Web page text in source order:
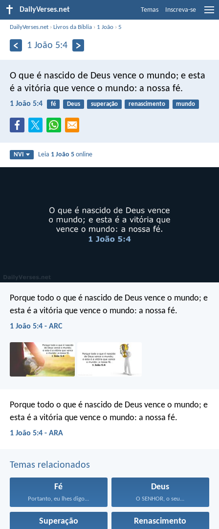
DailyVerses.net Temas Inscreva-se
DailyVerses.net ›Livros da Bíblia › 1 João ›5
1 João 5:4
O que é nascido de Deus vence o mundo; e esta
é a vitória que vence o mundo: a nossa fé.
1 João 5:4 fé Deus superação renascimento mundo
NVI Leia 1 João 5 online
Porque todo o que é nascido de Deus vence o mundo; e
esta é a vitória que vence o mundo: a nossa fé.
1 João 5:4 - ARC
Porque todo o que é nascido de Deus vence o mundo; e
esta é a vitória que vence o mundo: a nossa fé.
1 João 5:4 - ARA
Temas relacionados
Fé
Portanto, eu lhes digo...
Deus
O SENHOR, o seu...
Superação Renascimento